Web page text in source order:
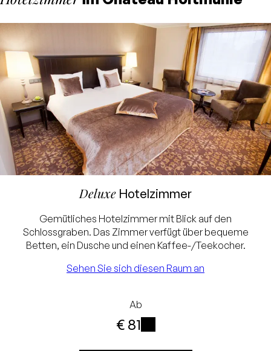
Deluxe Hotelzimmer
Gemütliches Hotelzimmer mit Blick auf den
Schlossgraben. Das Zimmer verfügt über bequeme
Betten, ein Dusche und einen Kaffee-/Teekocher.
Sehen Sie sich diesen Raum an
Ab
€ 81